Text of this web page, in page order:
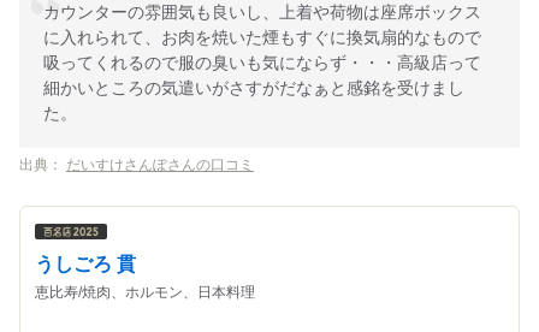
カウンターの雰囲気も良いし、上着や荷物は座席ボックス
に入れられて、お肉を焼いた煙もすぐに換気扇的なもので
吸ってくれるので服の臭いも気にならず・・・高級店って
細かいところの気遣いがさすがだなぁと感銘を受けまし
た。
出典： だいすけさんぽさんの口コミ
うしごろ 貫
恵比寿/焼肉、ホルモン、日本料理